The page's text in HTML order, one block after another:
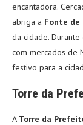
encantadora.
abriga a Fonte de
da cidade.
com mercados de
festivo para a
Torre da
A Torre da